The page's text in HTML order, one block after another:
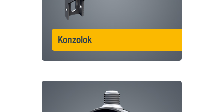
Konzolok